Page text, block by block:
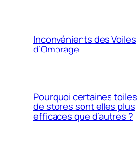
Inconvénients des Voiles
d’Ombrage
Pourquoi certaines toiles
de stores sont elles plus
efficaces que d’autres ?